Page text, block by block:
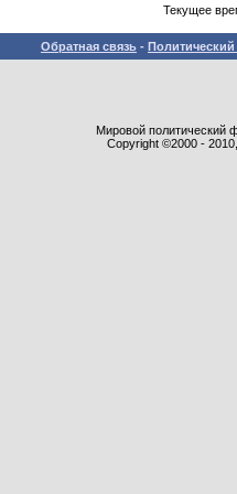
Текущее
Обратная связь -
Мировой политический
Copyright ©2000 -